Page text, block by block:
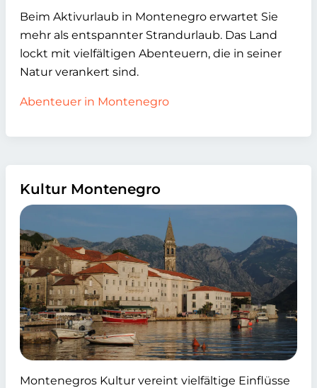
Beim Aktivurlaub in Montenegro erwartet Sie
mehr als entspannter Strandurlaub. Das Land
lockt mit vielfältigen Abenteuern, die in seiner
Natur verankert sind.
Abenteuer in Montenegro
Kultur Montenegro
Montenegros Kultur vereint vielfältige Einflüsse